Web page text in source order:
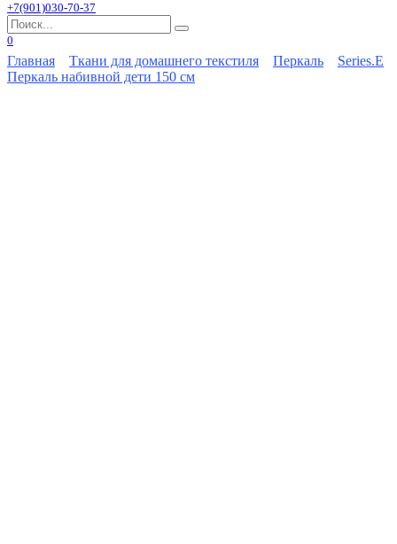
+7(901)030-70-37
Search
for:
0
Главная Ткани для домашнего текстиля Перкаль
Series.E
Перкаль набивной дети 150 см